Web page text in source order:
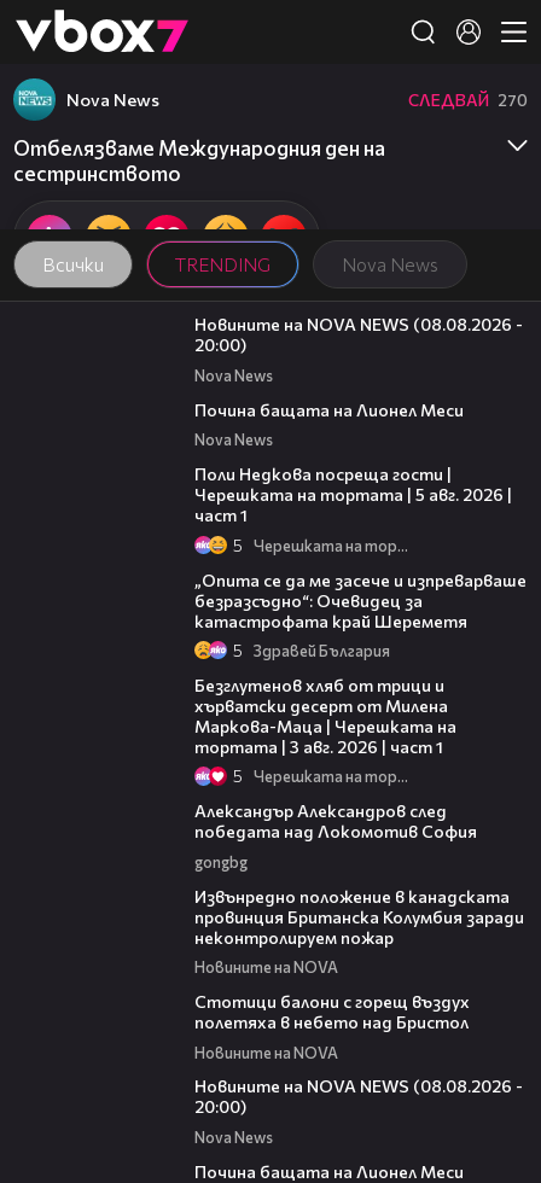
👾
Всички TRENDING Nova News
Nova News СЛЕДВАЙ 270
Отбелязваме Международния ден на
сестринството
22:47
Новините на NOVA NEWS (08.08.2026 -
20:00)
Nova News
Почина бащата на Лионел Меси
Nova News
Поли Недкова посреща гости |
Черешката на тортата | 5 авг. 2026 |
част 1
5 Черешката на тортата
„Опита се да ме засече и изпреварваше
безразсъдно“: Очевидец за
катастрофата край Шереметя
5 Здравей България
Безглутенов хляб от трици и
хърватски десерт от Милена
Маркова-Маца | Черешката на
тортата | 3 авг. 2026 | част 1
5 Черешката на тортата
Александър Александров след
победата над Локомотив София
gongbg
Извънредно положение в канадската
провинция Британска Колумбия заради
неконтролируем пожар
Новините на NOVA
Стотици балони с горещ въздух
полетяха в небето над Бристол
Новините на NOVA
Новините на NOVA NEWS (08.08.2026 -
20:00)
Nova News
Почина бащата на Лионел Меси